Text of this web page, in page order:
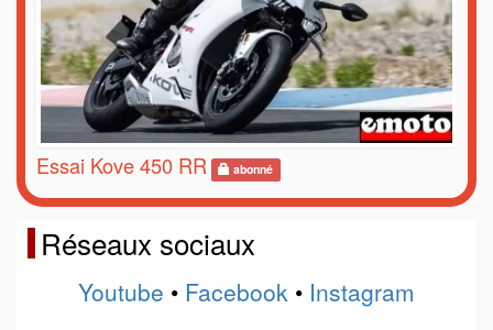
Essai Kove 450 RR abonné
Réseaux sociaux
Youtube • Facebook • Instagram